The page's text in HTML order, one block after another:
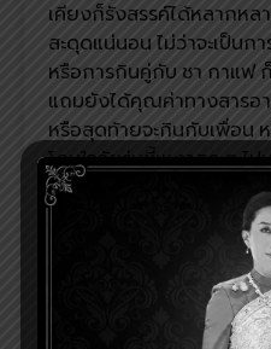
เคียงก็รังสรรค์ได้หลากหล
สะดุดแน่นอน ไม่ว่าจะเป็นก
หรือการกินคู่กับ ชา กาแฟ
แถมยังได้คุณค่าทางสารอ
หรือสุดท้ายจะกินกับเพื่อน
โดนใจวัยรุ่นขี้เหงาสุด ๆ ไป
สาหร่ายอบเถ้าแก่น้อย
ด้วยกระกวนการผลิตโดยอ
สาหร่ายอบที่มีแคลอรีต่ำ แ
สาหร่ายทะเล ไม่ว่าจะเป็น
ๆ ซึ่งปัจจุบันสาหร่ายทะเล
หรือกลุ่มอาหารที่ให้ประโย